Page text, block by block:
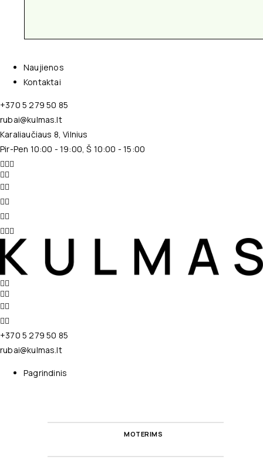
Naujienos
Kontaktai
+370 5 279 50 85
rubai@kulmas.lt
Karaliaučiaus 8, Vilnius
Pir-Pen 10:00 - 19:00, Š 10:00 - 15:00
+370 5 279 50 85
rubai@kulmas.lt
Pagrindinis
MOTERIMS